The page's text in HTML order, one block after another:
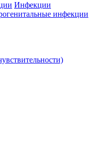
Инфекции
инфекции